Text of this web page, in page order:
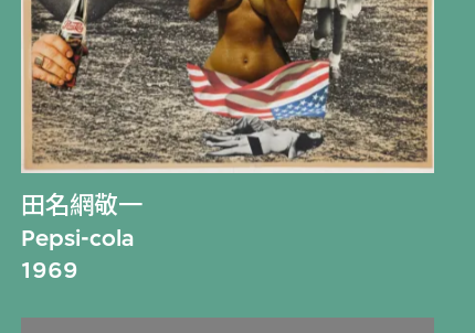
田名網敬一
Pepsi-cola
1969